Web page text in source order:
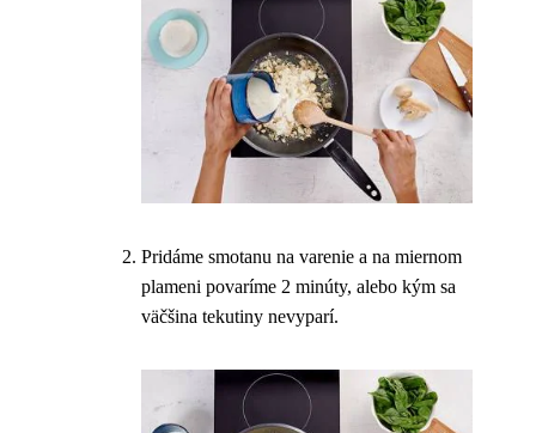
Pridáme smotanu na varenie a na miernom
plameni povaríme 2 minúty, alebo kým sa
väčšina tekutiny nevyparí.